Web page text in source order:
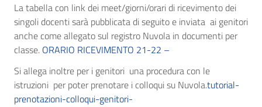
La tabella con link dei meet/giorni/orari di ricevimento dei
singoli docenti sarà pubblicata di seguito e inviata ai genitori
anche come allegato sul registro Nuvola in documenti per
classe. ORARIO RICEVIMENTO 21-22 –
Si allega inoltre per i genitori una procedura con le
istruzioni per poter prenotare i colloqui su Nuvola.tutorial-
prenotazioni-colloqui-genitori-